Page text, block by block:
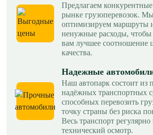
Предлагаем
рынке грузоперевозок.
оптимизируем маршруты
ненужные расходы, чтобы
вам лучшее соотношение
качества.
Надежные
Наш автопарк состоит из
надёжных транспортных
способных перевозить
точку страны без риска
Весь транспорт
технический осмотр.